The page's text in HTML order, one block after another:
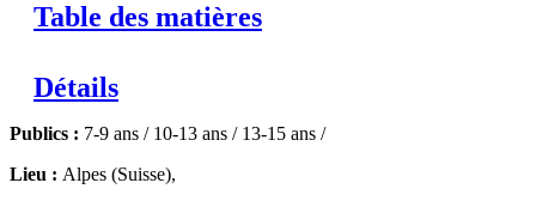
Table des matières
Détails
Publics : 7-9 ans / 10-13 ans / 13-15 ans /
Lieu : Alpes (Suisse),